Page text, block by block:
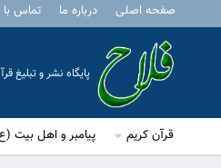
صفحه اصلی درباره ما تماس با
پایگاه نشر و
قرآن کریم پیامبر و اهل بیت